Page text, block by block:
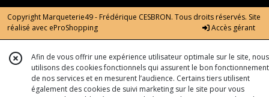
Copyright Marqueterie49 - Frédérique CESBRON. Tous droits réservés. Site
réalisé avec eProShopping Accès gérant
Afin de vous offrir une expérience utilisateur optimale sur le site, nous
utilisons des cookies fonctionnels qui assurent le bon fonctionnement
de nos services et en mesurent l’audience. Certains tiers utilisent
également des cookies de suivi marketing sur le site pour vous